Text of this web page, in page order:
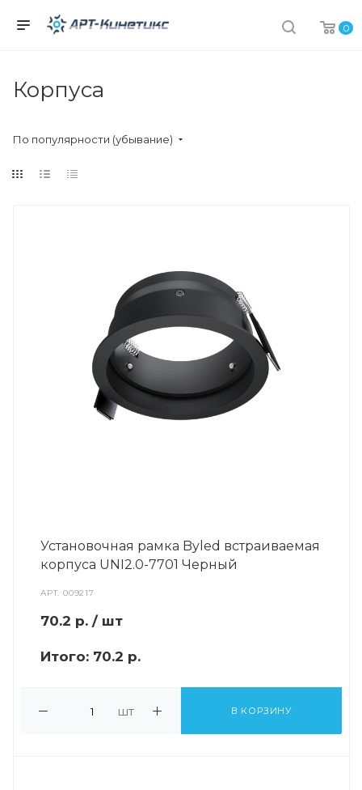
0
Корпуса
По популярности (убывание)
Установочная рамка Byled встраиваемая
корпуса UNI2.0-7701 Черный
АРТ.009217
70.2 р. / шт
Итого: 70.2 р.
шт В КОРЗИНУ